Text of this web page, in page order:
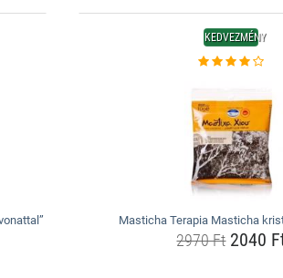
KEDVEZMÉNY
Masticha Terapia Masticha
2970 Ft2040